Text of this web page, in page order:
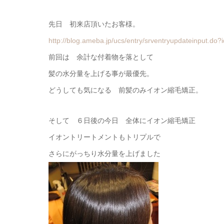
先日 初来店頂いたお客様。
http://blog.ameba.jp/ucs/entry/
前回は 余計な付着物を落として
髪の水分量を上げる事が最優先。
どうしても気になる 前髪のみイオン縮毛矯正。
そして ６日後の今日 全体にイオン縮毛矯正
イオントリートメントもトリプルで
さらにがっちり水分量を上げました